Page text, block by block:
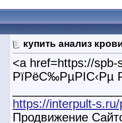
купить анализ
<a href=https://
РїРёС‰РµРІС‹Рµ
https://interpult-
Продвижение